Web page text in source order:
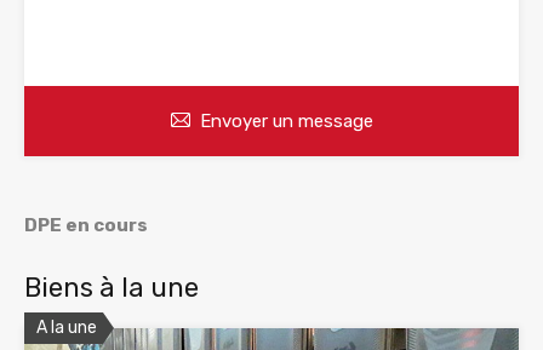
Envoyer un message
DPE en cours
Biens à la une
A la une